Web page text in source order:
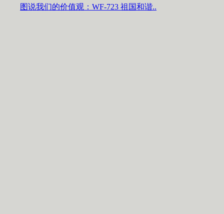
图说我们的价值观：WF-723 祖国和谐..